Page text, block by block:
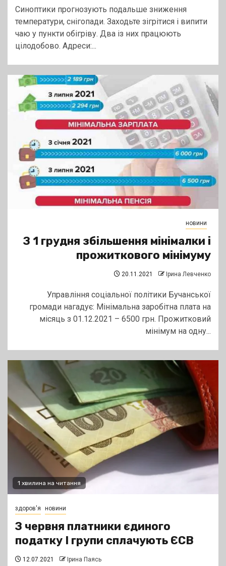
Синоптики прогнозують подальше зниження
температури, снігопади. Заходьте зігрітися і випити
чаю у пункти обігріву. Два із них працюють
цілодобово. Адреси:...
новини
З 1 грудня збільшення мінімалки і
прожиткового мінімуму
20.11.2021 Ірина Левченко
Управління соціальної політики Бучанської
громади нагадує: Мінімальна заробітна плата на
місяць з 01.12.2021 – 6500 грн. Прожитковий
мінімум на одну...
1 хвилина на читання
здоров'я новини
З червня платники єдиного
податку І групи сплачують ЄСВ
12.07.2021 Ірина Паясь